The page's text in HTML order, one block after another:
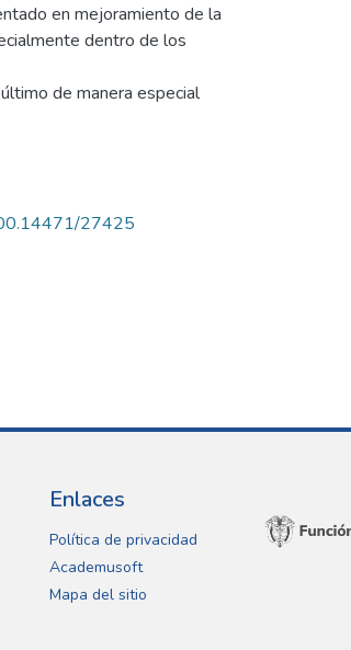
en mejoramiento de la
dentro de los
de manera especial
27425
Enlaces
Política de privacidad
Academusoft
Mapa del sitio